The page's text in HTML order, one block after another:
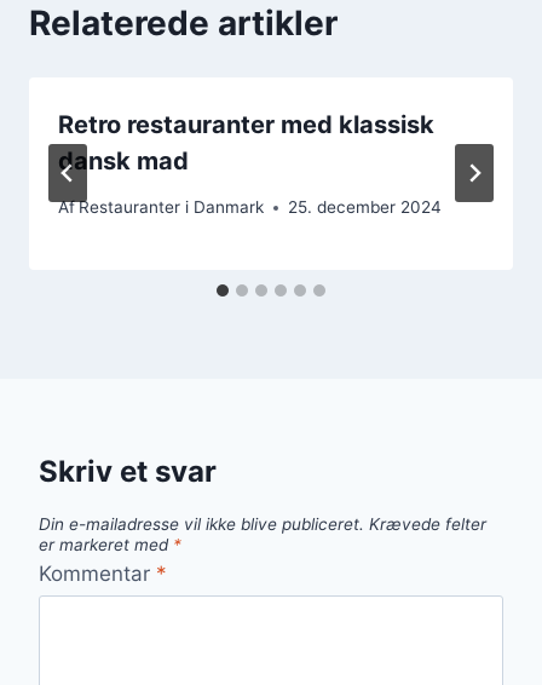
Relaterede artikler
Retro restauranter med klassisk
dansk mad
AfRestauranter i Danmark 25. december 2024
Skriv et svar
Din e-mailadresse vil ikke blive publiceret. Krævede felter
er markeret med *
Kommentar *